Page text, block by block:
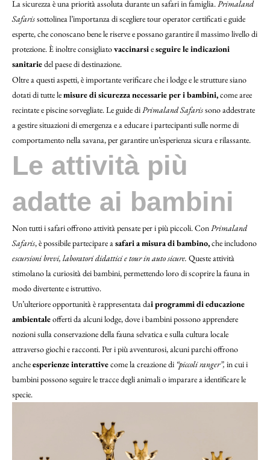
La sicurezza è una priorità assoluta durante un safari in famiglia.Primaland
Safarissottolinea l’importanza di scegliere tour operator certificati e guide
esperte, che conoscano bene le riserve e possano garantire il massimo livello di
protezione. È inoltre consigliatovaccinarsieseguire le indicazioni
sanitariedel paese di destinazione.
Oltre a questi aspetti, è importante verificare che i lodge e le strutture siano
dotati di tutte lemisure di sicurezza necessarie per i bambini,come aree
recintate e piscine sorvegliate. Le guide diPrimaland Safarissono addestrate
a gestire situazioni di emergenza e a educare i partecipanti sulle norme di
comportamento nella savana, per garantire un’esperienza sicura e rilassante.
Le attività più
adatte ai bambini
Non tutti i safari offrono attività pensate per i più piccoli. ConPrimaland
Safaris, è possibile partecipare asafari a misura di bambino,che includono
escursioni brevi, laboratori didattici e tour in auto sicure. Queste attività
stimolano la curiosità dei bambini, permettendo loro di scoprire la fauna in
modo divertente e istruttivo.
Un’ulteriore opportunità è rappresentata dai programmi di educazione
ambientaleofferti da alcuni lodge, dove i bambini possono apprendere
nozioni sulla conservazione della fauna selvatica e sulla cultura locale
attraverso giochi e racconti. Per i più avventurosi, alcuni parchi offrono
ancheesperienze interattivecome la creazione di “piccoli ranger”, in cui i
bambini possono seguire le tracce degli animali o imparare a identificare le
specie.